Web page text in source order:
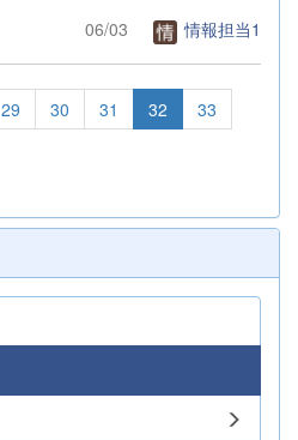
06/03
情報担当1
29 30 31 32
33